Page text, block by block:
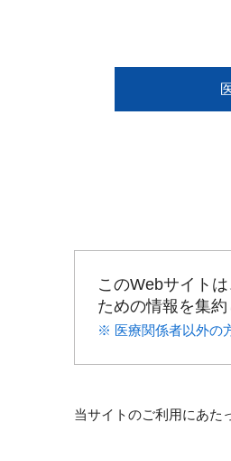
このWebサイトは
ための情報を集
※ 医療関係者以外の
当サイトのご利用にあた